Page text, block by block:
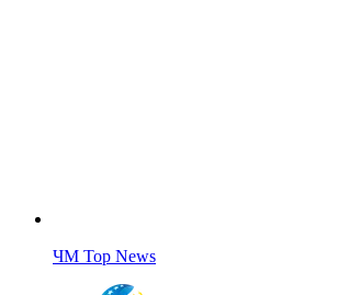
ЧМ Top News